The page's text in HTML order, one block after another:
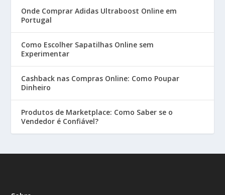
Onde Comprar Adidas Ultraboost Online em
Portugal
Como Escolher Sapatilhas Online sem
Experimentar
Cashback nas Compras Online: Como Poupar
Dinheiro
Produtos de Marketplace: Como Saber se o
Vendedor é Confiável?